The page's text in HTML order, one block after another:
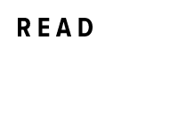
Inhalt